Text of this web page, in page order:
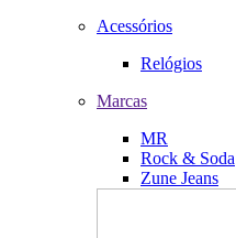
Acessórios
Relógios
Marcas
MR
Rock & Soda
Zune Jeans